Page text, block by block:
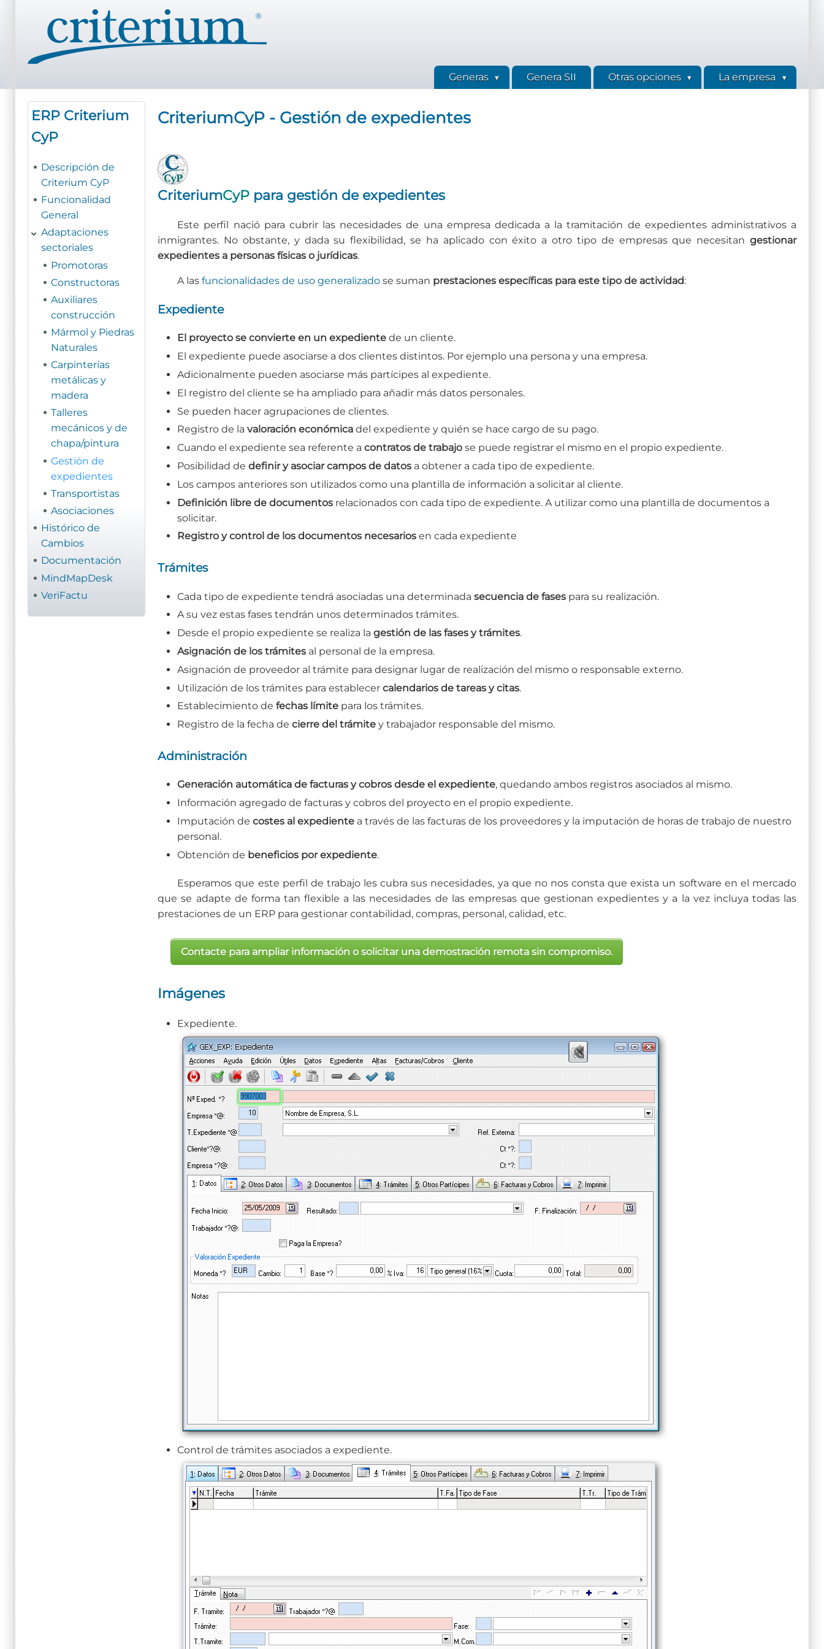
contenido
principal
Generas Genera SII Otras opciones La empresa
ERP Criterium
CyP
Descripción de
Criterium CyP
Funcionalidad
General
Adaptaciones
sectoriales
Promotoras
Constructoras
Auxiliares
construcción
Mármol y Piedras
Naturales
Carpinterías
metálicas y
madera
Talleres
mecánicos y de
chapa/pintura
Gestión de
expedientes
Transportistas
Asociaciones
Histórico de
Cambios
Documentación
MindMapDesk
VeriFactu
CriteriumCyP - Gestión de expedientes
CriteriumCyP para gestión de expedientes
Este perfil nació para cubrir las necesidades de una empresa dedicada a la tramitación de expedientes administrativos a
inmigrantes. No obstante, y dada su flexibilidad, se ha aplicado con éxito a otro tipo de empresas que necesitan gestionar
expedientes a personas físicas o jurídicas.
A lasfuncionalidades de uso generalizado se suman prestaciones específicas para este tipo de actividad:
Expediente
El proyecto se convierte en un expediente de un cliente.
El expediente puede asociarse a dos clientes distintos. Por ejemplo una persona y una empresa.
Adicionalmente pueden asociarse más partícipes al expediente.
El registro del cliente se ha ampliado para añadir más datos personales.
Se pueden hacer agrupaciones de clientes.
Registro de lavaloración económica del expediente y quién se hace cargo de su pago.
Cuando el expediente sea referente acontratos de trabajo se puede registrar el mismo en el propio expediente.
Posibilidad dedefinir y asociar campos de datos a obtener a cada tipo de expediente.
Los campos anteriores son utilizados como una plantilla de información a solicitar al cliente.
Definición libre de documentos relacionados con cada tipo de expediente. A utilizar como una plantilla de documentos a
solicitar.
Registro y control de los documentos necesarios en cada expediente
Trámites
Cada tipo de expediente tendrá asociadas una determinadasecuencia de fases para su realización.
A su vez estas fases tendrán unos determinados trámites.
Desde el propio expediente se realiza lagestión de las fases y trámites.
Asignación de los trámites al personal de la empresa.
Asignación de proveedor al trámite para designar lugar de realización del mismo o responsable externo.
Utilización de los trámites para establecercalendarios de tareas y citas.
Establecimiento defechas límite para los trámites.
Registro de la fecha decierre del trámite y trabajador responsable del mismo.
Administración
Generación automática de facturas y cobros desde el expediente, quedando ambos registros asociados al mismo.
Información agregado de facturas y cobros del proyecto en el propio expediente.
Imputación decostes al expediente a través de las facturas de los proveedores y la imputación de horas de trabajo de nuestro
personal.
Obtención de beneficios por expediente.
Esperamos que este perfil de trabajo les cubra sus necesidades, ya que no nos consta que exista un software en el mercado
que se adapte de forma tan flexible a las necesidades de las empresas que gestionan expedientes y a la vez incluya todas las
prestaciones de un ERP para gestionar contabilidad, compras, personal, calidad, etc.
Contacte para ampliar información o solicitar una demostración remota sin compromiso.
Imágenes
Expediente.
Control de trámites asociados a expediente.